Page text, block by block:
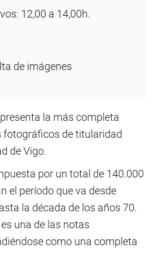
12,00 a 14,00h.
de imágenes
la más completa
fotográficos de titularidad
de Vigo.
por un total de 140.000
el período que va desde
la década de los años 70.
una de las notas
como una completa